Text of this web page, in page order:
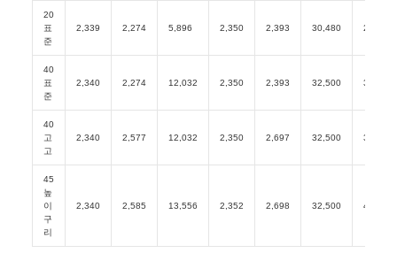
20
표
준
2,339 2,274 5,896 2,350 2,393 30,480 2,280
40
표
준
2,340 2,274 12,032 2,350 2,393 32,500 3,700
40
고
고
2,340 2,577 12,032 2,350 2,697 32,500 3,880
45
높
이
구
리
2,340 2,585 13,556 2,352 2,698 32,500 4,900